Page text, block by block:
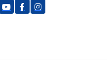
  